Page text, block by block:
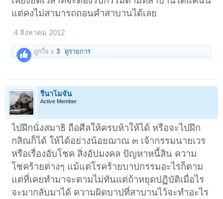
แต่คงไม่สามารถถอนคำสาบานได้เลย
4 สิงหาคม 2012
ถูกใจ x3 ดูรายการ
รีนาโมจัน
Active Member
ไปฝึกนั่งสมาธิ ถือศีลให้ครบห้าให้ได้ หรือจะไปฝึก
กสิณก็ได้ ให้ได้อย่างน้อยฌาณ ๓ เจ้ากรรมนายเวร
หรือเรื่องอับโชค สิ่งอัปมงคล ปัญหาหนี้สิน ความ
โชคร้ายต่างๆ แม้แต่โรคร้ายบาปกรรมอะไรก็ตาม
แต่ที่เคยทำมาจะตามไม่ทันแต่ถ้าหยุดปฏิบัติเมื่อไร
จะมากลับมาได้ ความผิดบาปที่สาบานไว้จะทำอะไร